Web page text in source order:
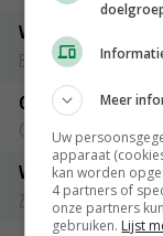
Vleeskuikens 2001-
Barneveld
Gerst
Groningen
Volle melkpoeder
Zuivel NL
Meer
Uw
apparaat
kan worden
4 partners of
onze partners
gebruiken. Lijst